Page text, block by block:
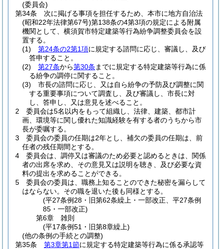
(委員会)
第34条
次に掲げる事項を担任するため、本市に地方自治法
(昭和22年法律第67号)第138条の4第3項の規定による附属
機関として、横須賀市特定建築等行為紛争調整委員会を設
置する。
(1)
第24条の2第1項に規定する諮問に応じ、審議し、及び
答申すること。
(2)
第27条から第30条 までに規定する特定建築等行為に係
る紛争の調停に関すること。
(3)
市長の諮問に応じ、又は自ら紛争の予防及び調整に関
する重要事項について調査し、及び審議し、市長に対
し、答申し、又は意見を述べること。
2
委員会は5名以内をもって組織し、法律、建築、都市計
画、環境等に関し優れた知識経験を有する者のうちから市
長が委嘱する。
3
委員会の委員の任期は2年とし、補欠の委員の任期は、前
任者の残任期間とする。
4
委員会は、調停又は審議のため必要と認めるときは、関係
者の出席を求め、その意見又は説明を聴き、及び必要な資
料の提出を求めることができる。
5
委員会の委員は、職務上知ることのできた秘密を漏らして
はならない。 その職を退いた後も同様とする。
(平27条例28・旧第62条繰上・一部改正、平27条例
85・一部改正)
第6章
雑則
(平17条例51・旧第8章繰上)
(他の条例の手続との調整)
第35条
第3章第1節に規定する特定建築等行為に係る承認等